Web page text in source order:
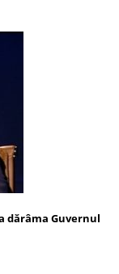
dărâma Guvernul